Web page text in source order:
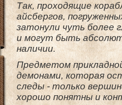
Так, проходящие
айсбергов,
затонули чуть более
и могут быть
наличии.
Предметом
демонами, которая
следы - только
хорошо понятны и